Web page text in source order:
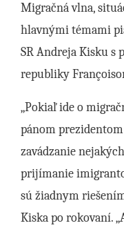
Migračná vlna,
hlavnými témami
SR Andreja Kisku s
republiky
„Pokiaľ ide o
pánom
zavádzanie
prijímanie
sú žiadnym
Kiska po rokovaní.